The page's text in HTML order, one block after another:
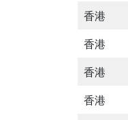
香港
香港
香港
香港